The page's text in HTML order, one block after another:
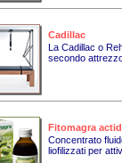
Cadillac
La Cadillac o
secondo
Fitomagra
Concentrato
liofilizzati per